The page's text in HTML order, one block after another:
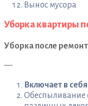
Вынос мусора
Уборка квартиры
Уборка после
—
Включает в
Обеспыливание